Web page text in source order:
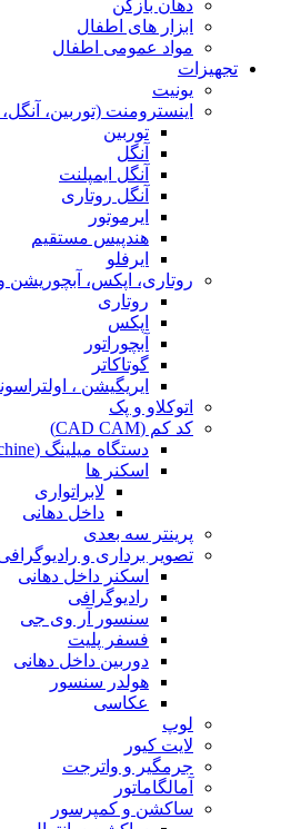
دهان بازکن
ابزار های اطفال
مواد عمومی اطفال
تجهیزات
یونیت
اینسترومنت (توربین،
توربین
آنگل
آنگل ایمپلنت
آنگل روتاری
ایرموتور
هندپیس مستقیم
ایرفلو
روتاری، اپکس، آبچوریشن
روتاری
اپکس
آبچوراتور
گوتاکاتر
ایریگیشن ،
اتوکلاو و پک
کد کم (CAD CAM)
دستگاه میلینگ (Milling Machine)
اسکنر ها
لابراتواری
داخل دهانی
پرینتر سه بعدی
تصویر برداری و
اسکنر داخل دهانی
رادیوگرافی
سنسور آر وی جی
فسفر پلیت
دوربین داخل دهانی
هولدر سنسور
عکاسی
لوپ
لایت کیور
جرمگیر و واترجت
آمالگاماتور
ساکشن و کمپرسور